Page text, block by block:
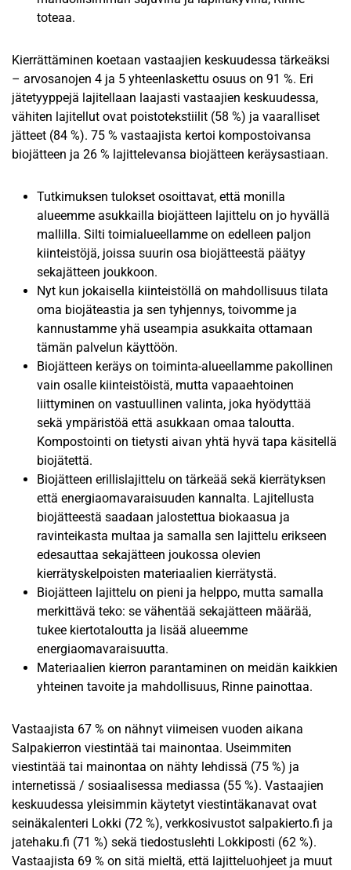
toteaa.
Kierrättäminen koetaan vastaajien keskuudessa tärkeäksi
– arvosanojen 4 ja 5 yhteenlaskettu osuus on 91 %. Eri
jätetyyppejä lajitellaan laajasti vastaajien keskuudessa,
vähiten lajitellut ovat poistotekstiilit (58 %) ja vaaralliset
jätteet (84 %). 75 % vastaajista kertoi kompostoivansa
biojätteen ja 26 % lajittelevansa biojätteen keräysastiaan.
Tutkimuksen tulokset osoittavat, että monilla
alueemme asukkailla biojätteen lajittelu on jo hyvällä
mallilla. Silti toimialueellamme on edelleen paljon
kiinteistöjä, joissa suurin osa biojätteestä päätyy
sekajätteen joukkoon.
Nyt kun jokaisella kiinteistöllä on mahdollisuus tilata
oma biojäteastia ja sen tyhjennys, toivomme ja
kannustamme yhä useampia asukkaita ottamaan
tämän palvelun käyttöön.
Biojätteen keräys on toiminta-alueellamme pakollinen
vain osalle kiinteistöistä, mutta vapaaehtoinen
liittyminen on vastuullinen valinta, joka hyödyttää
sekä ympäristöä että asukkaan omaa taloutta.
Kompostointi on tietysti aivan yhtä hyvä tapa käsitellä
biojätettä.
Biojätteen erillislajittelu on tärkeää sekä kierrätyksen
että energiaomavaraisuuden kannalta. Lajitellusta
biojätteestä saadaan jalostettua biokaasua ja
ravinteikasta multaa ja samalla sen lajittelu erikseen
edesauttaa sekajätteen joukossa olevien
kierrätyskelpoisten materiaalien kierrätystä.
Biojätteen lajittelu on pieni ja helppo, mutta samalla
merkittävä teko: se vähentää sekajätteen määrää,
tukee kiertotaloutta ja lisää alueemme
energiaomavaraisuutta.
Materiaalien kierron parantaminen on meidän kaikkien
yhteinen tavoite ja mahdollisuus, Rinne painottaa.
Vastaajista 67 % on nähnyt viimeisen vuoden aikana
Salpakierron viestintää tai mainontaa. ​Useimmiten
viestintää tai mainontaa on nähty lehdissä (75 %) ja
internetissä / sosiaalisessa mediassa (55 %).​ Vastaajien
keskuudessa yleisimmin käytetyt viestintäkanavat ovat
seinäkalenteri Lokki (72 %), verkkosivustot salpakierto.fi ja
jatehaku.fi (71 %) sekä tiedostuslehti Lokkiposti (62 %).​
Vastaajista 69 % on sitä mieltä, että lajitteluohjeet ja muut